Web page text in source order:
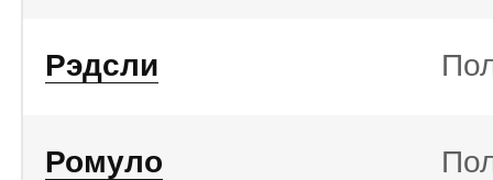
Рэдсли
Ромуло